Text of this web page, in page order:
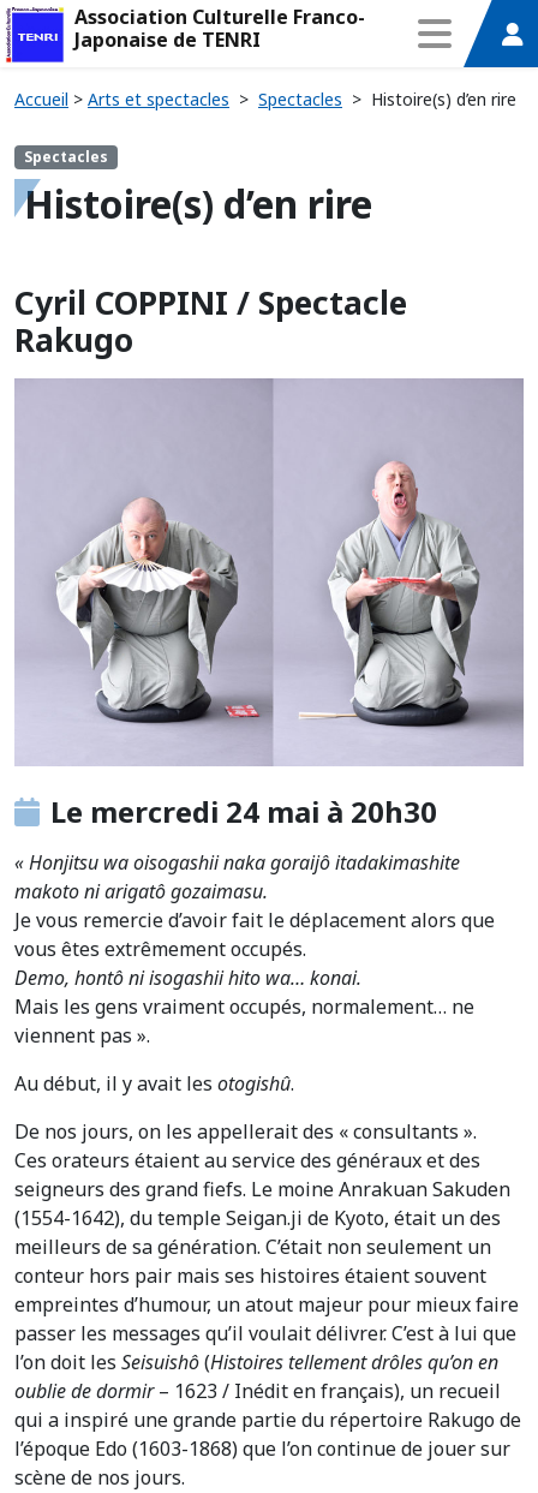
Association Culturelle Franco-
Japonaise de TENRI
Accueil > Arts et spectacles > Spectacles > Histoire(s) d’en rire
Spectacles
Histoire(s) d’en rire
Cyril COPPINI / Spectacle
Rakugo
Le mercredi 24 mai à 20h30
« Honjitsu wa oisogashii naka goraijô itadakimashite
makoto ni arigatô gozaimasu.
Je vous remercie d’avoir fait le déplacement alors que
vous êtes extrêmement occupés.
Demo, hontô ni isogashii hito wa… konai.
Mais les gens vraiment occupés, normalement… ne
viennent pas ».
Au début, il y avait les otogishû.
De nos jours, on les appellerait des « consultants ».
Ces orateurs étaient au service des généraux et des
seigneurs des grand fiefs. Le moine Anrakuan Sakuden
(1554-1642), du temple Seigan.ji de Kyoto, était un des
meilleurs de sa génération. C’était non seulement un
conteur hors pair mais ses histoires étaient souvent
empreintes d’humour, un atout majeur pour mieux faire
passer les messages qu’il voulait délivrer. C’est à lui que
l’on doit les Seisuishô(Histoires tellement drôles qu’on en
oublie de dormir– 1623 / Inédit en français), un recueil
qui a inspiré une grande partie du répertoire Rakugo de
l’époque Edo (1603-1868) que l’on continue de jouer sur
scène de nos jours.